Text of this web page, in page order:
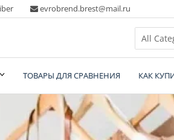
evrobrend.brest@mail.ru
магазин
hand
ТОВАРЫ ДЛЯ СРАВНЕНИЯ КАК